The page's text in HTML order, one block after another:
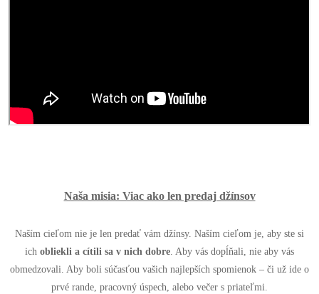
Naša misia: Viac ako len predaj džínsov
Naším cieľom nie je len predať vám džínsy. Naším cieľom je, aby ste si
ich obliekli a cítili sa v nich dobre. Aby vás dopĺňali, nie aby vás
obmedzovali. Aby boli súčasťou vašich najlepších spomienok – či už ide o
prvé rande, pracovný úspech, alebo večer s priateľmi.